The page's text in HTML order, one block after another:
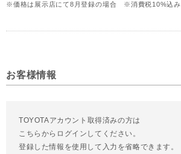
※価格は展示店にて8月登録の場合 ※消費税10%込み
お客様情報
TOYOTAアカウント取得済みの方は
こちらからログインしてください。
登録した情報を使用して入力を省略できます。